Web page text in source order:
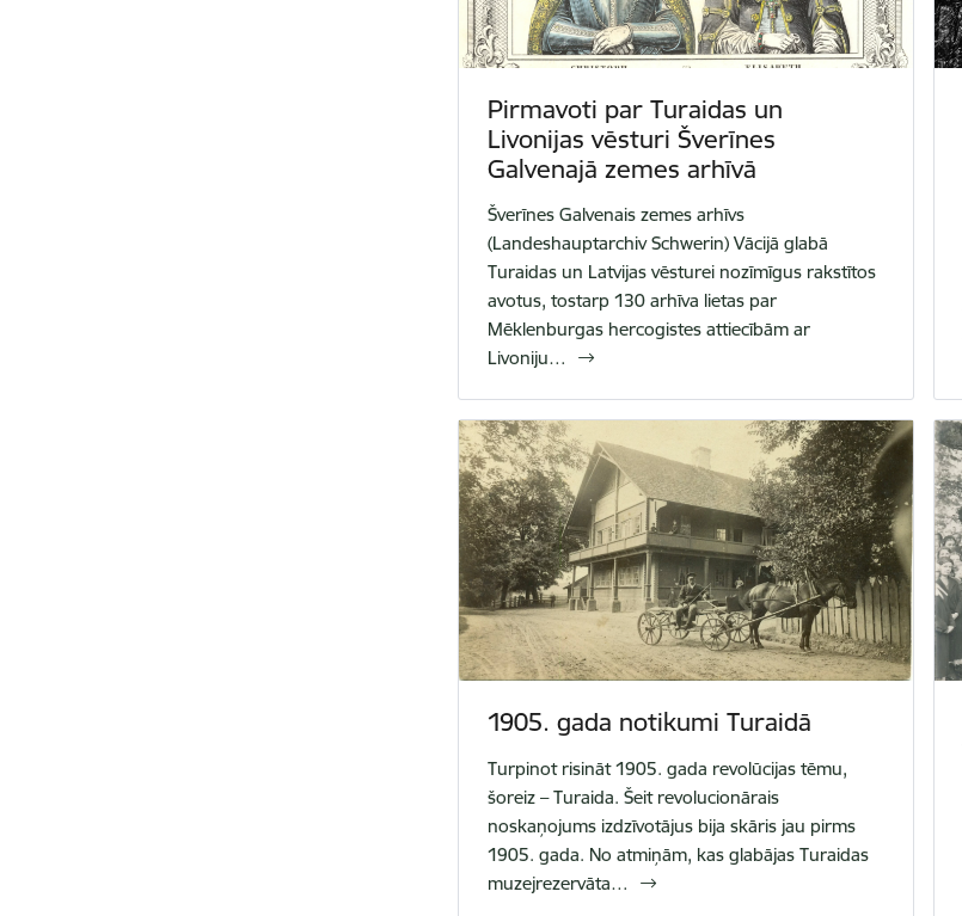
Pirmavoti par Turaidas un
Livonijas vēsturi Šverīnes
Galvenajā zemes arhīvā
Šverīnes Galvenais zemes arhīvs
(Landeshauptarchiv Schwerin) Vācijā glabā
Turaidas un Latvijas vēsturei nozīmīgus rakstītos
avotus, tostarp 130 arhīva lietas par
Mēklenburgas hercogistes attiecībām ar
Livoniju…
1905. gada notikumi Turaidā
Turpinot risināt 1905. gada revolūcijas tēmu,
šoreiz – Turaida. Šeit revolucionārais
noskaņojums izdzīvotājus bija skāris jau pirms
1905. gada. No atmiņām, kas glabājas Turaidas
muzejrezervāta…